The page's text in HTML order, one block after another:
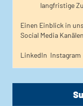
langfristige
Einen Einblick in
Social Media
LinkedIn Instagram